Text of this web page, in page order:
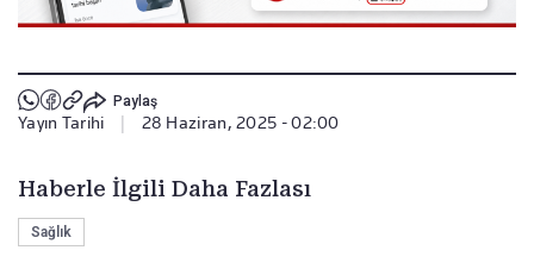
Paylaş
Yayın Tarihi 28 Haziran, 2025 - 02:00
Haberle İlgili Daha Fazlası
Sağlık